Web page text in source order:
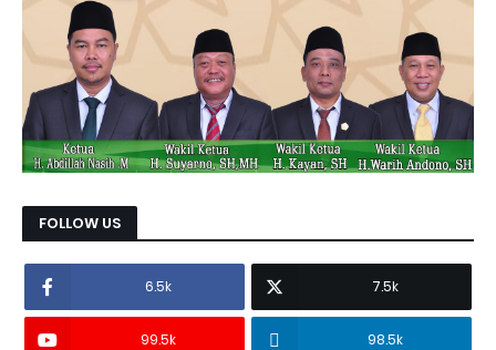
FOLLOW US
6.5k 7.5k
99.5k 98.5k